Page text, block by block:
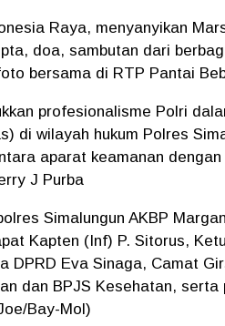
Raya, menyanyikan
doa, sambutan dari
bersama di RTP Pantai
profesionalisme Polri
di wilayah hukum Polres
aparat keamanan dengan
J Purba
Simalungun AKBP
Kapten (Inf) P. Sitorus,
DPRD Eva Sinaga, Camat
dan BPJS Kesehatan, serta
Bay-Mol)